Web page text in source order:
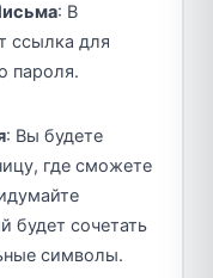
: В
ссылка для
пароля.
: Вы будете
где сможете
будет сочетать
символы.